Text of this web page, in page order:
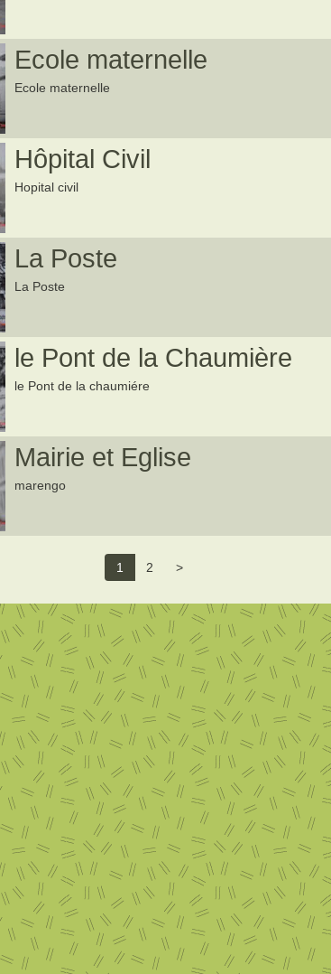
Ecole maternelle
Ecole maternelle
Hôpital Civil
Hopital civil
La Poste
La Poste
le Pont de la Chaumière
le Pont de la chaumiére
Mairie et Eglise
marengo
1 2 >